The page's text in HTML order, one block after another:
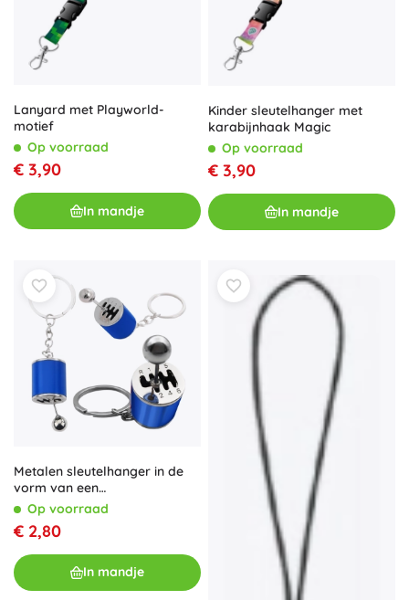
Lanyard met Playworld-
motief
Op voorraad
€ 3,90
In mandje
Kinder sleutelhanger met
karabijnhaak Magic
Op voorraad
€ 3,90
In mandje
Metalen sleutelhanger in de
vorm van een
handgeschakelde
versnellingsbak – blauw
Op voorraad
€ 2,80
In mandje